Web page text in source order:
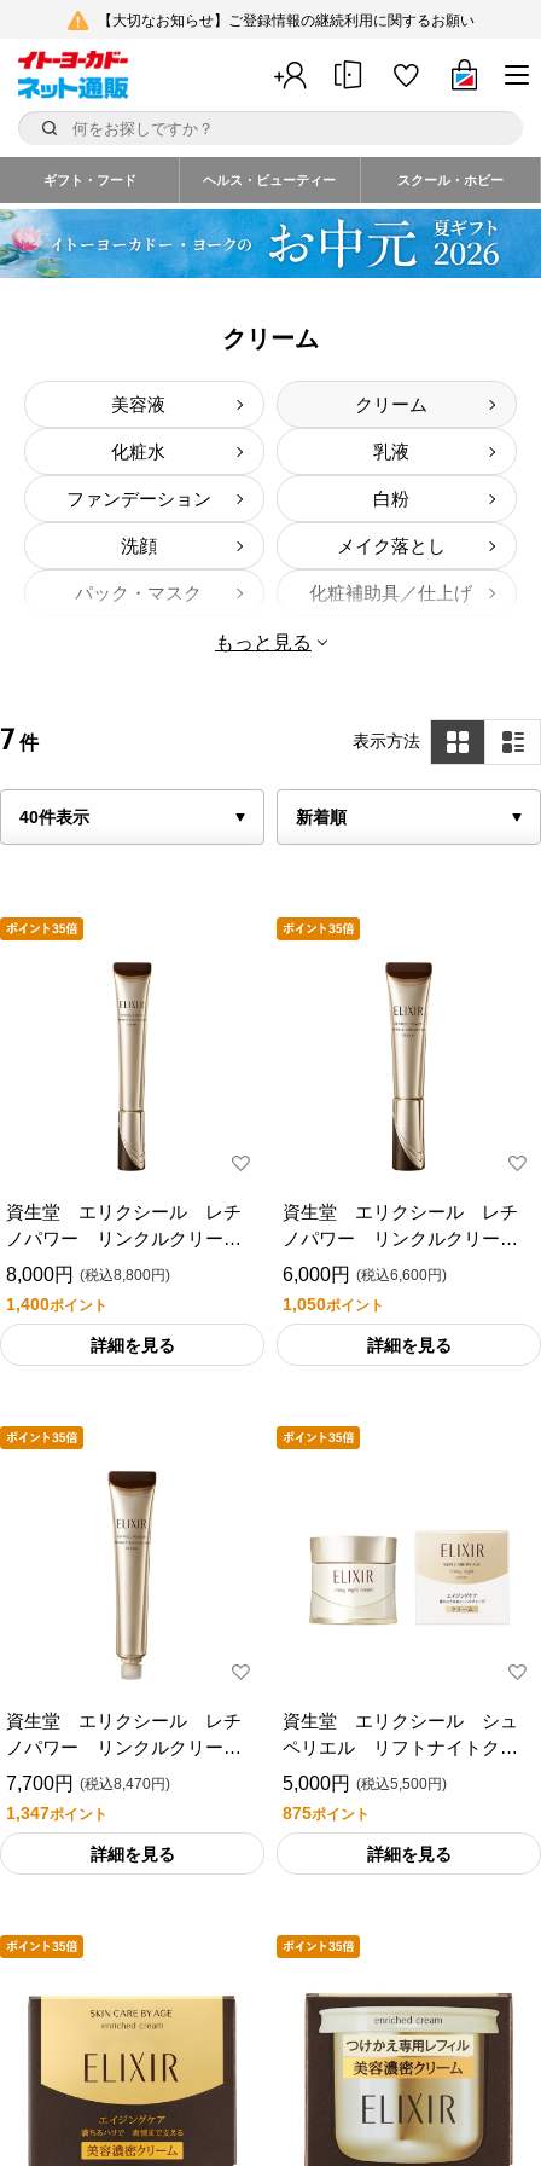
【大切なお知らせ】ご登録情報の継続利用に関するお願い
ギフト・フード ヘルス・ビューティー スクール・ホビー
クリーム
美容液 クリーム
化粧水 乳液
ファンデーション 白粉
洗顔 メイク落とし
パック・マスク 化粧補助具／仕上げ
もっと見る
7 件 表示方法
資生堂 エリクシール レチ
ノパワー リンクルクリー
ム ｂａ Ｌ
8,000円 (税込8,800円)
1,400ポイント
詳細を見る
資生堂 エリクシール レチ
ノパワー リンクルクリー
ム ｂａ Ｓ
6,000円 (税込6,600円)
1,050ポイント
詳細を見る
資生堂 エリクシール レチ
ノパワー リンクルクリー
ム ｂａ Ｌ レフィル
7,700円 (税込8,470円)
1,347ポイント
詳細を見る
資生堂 エリクシール シュ
ペリエル リフトナイトクリ
ーム Ｗ
5,000円 (税込5,500円)
875ポイント
詳細を見る